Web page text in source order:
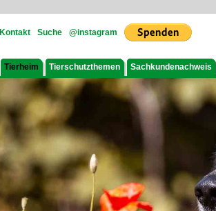
Kontakt Suche @instagram
Tierheim Tierschutzthemen Sachkundenachweis